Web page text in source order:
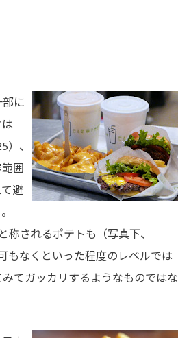
に
）、
囲
避
と称されるポテトも（写真下、
もなくといった程度のレベルでは
てガッカリするようなものではな